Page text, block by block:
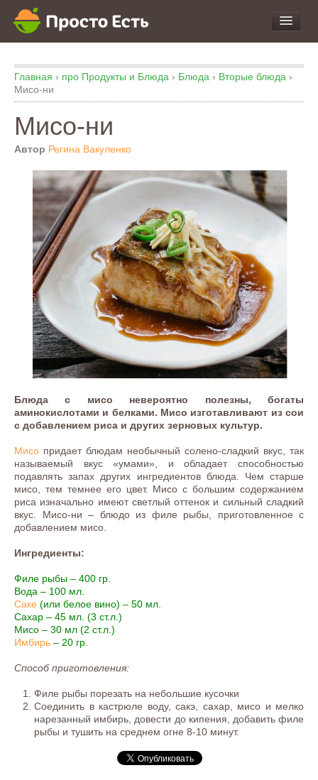
про Еду
про Кухню
про Экспертизу
Главная › про Продукты и Блюда › Блюда › Вторые блюда ›
Мисо-ни
Мисо-ни
Автор Регина Вакуленко
Блюда с мисо невероятно полезны, богаты
аминокислотами и белками. Мисо изготавливают из сои
с добавлением риса и других зерновых культур.
Мисо придает блюдам необычный солено-сладкий вкус, так
называемый вкус «умами», и обладает способностью
подавлять запах других ингредиентов блюда. Чем старше
мисо, тем темнее его цвет. Мисо с большим содержанием
риса изначально имеют светлый оттенок и сильный сладкий
вкус. Мисо-ни – блюдо из филе рыбы, приготовленное с
добавлением мисо.
Ингредиенты:
Филе рыбы – 400 гр.
Вода – 100 мл.
Саке (или белое вино) – 50 мл.
Сахар – 45 мл. (3 ст.л.)
Мисо – 30 мл (2 ст.л.)
Имбирь – 20 гр.
Способ приготовления:
Филе рыбы порезать на небольшие кусочки
Соединить в кастрюле воду, сакэ, сахар, мисо и мелко
нарезанный имбирь, довести до кипения, добавить филе
рыбы и тушить на среднем огне 8-10 минут.